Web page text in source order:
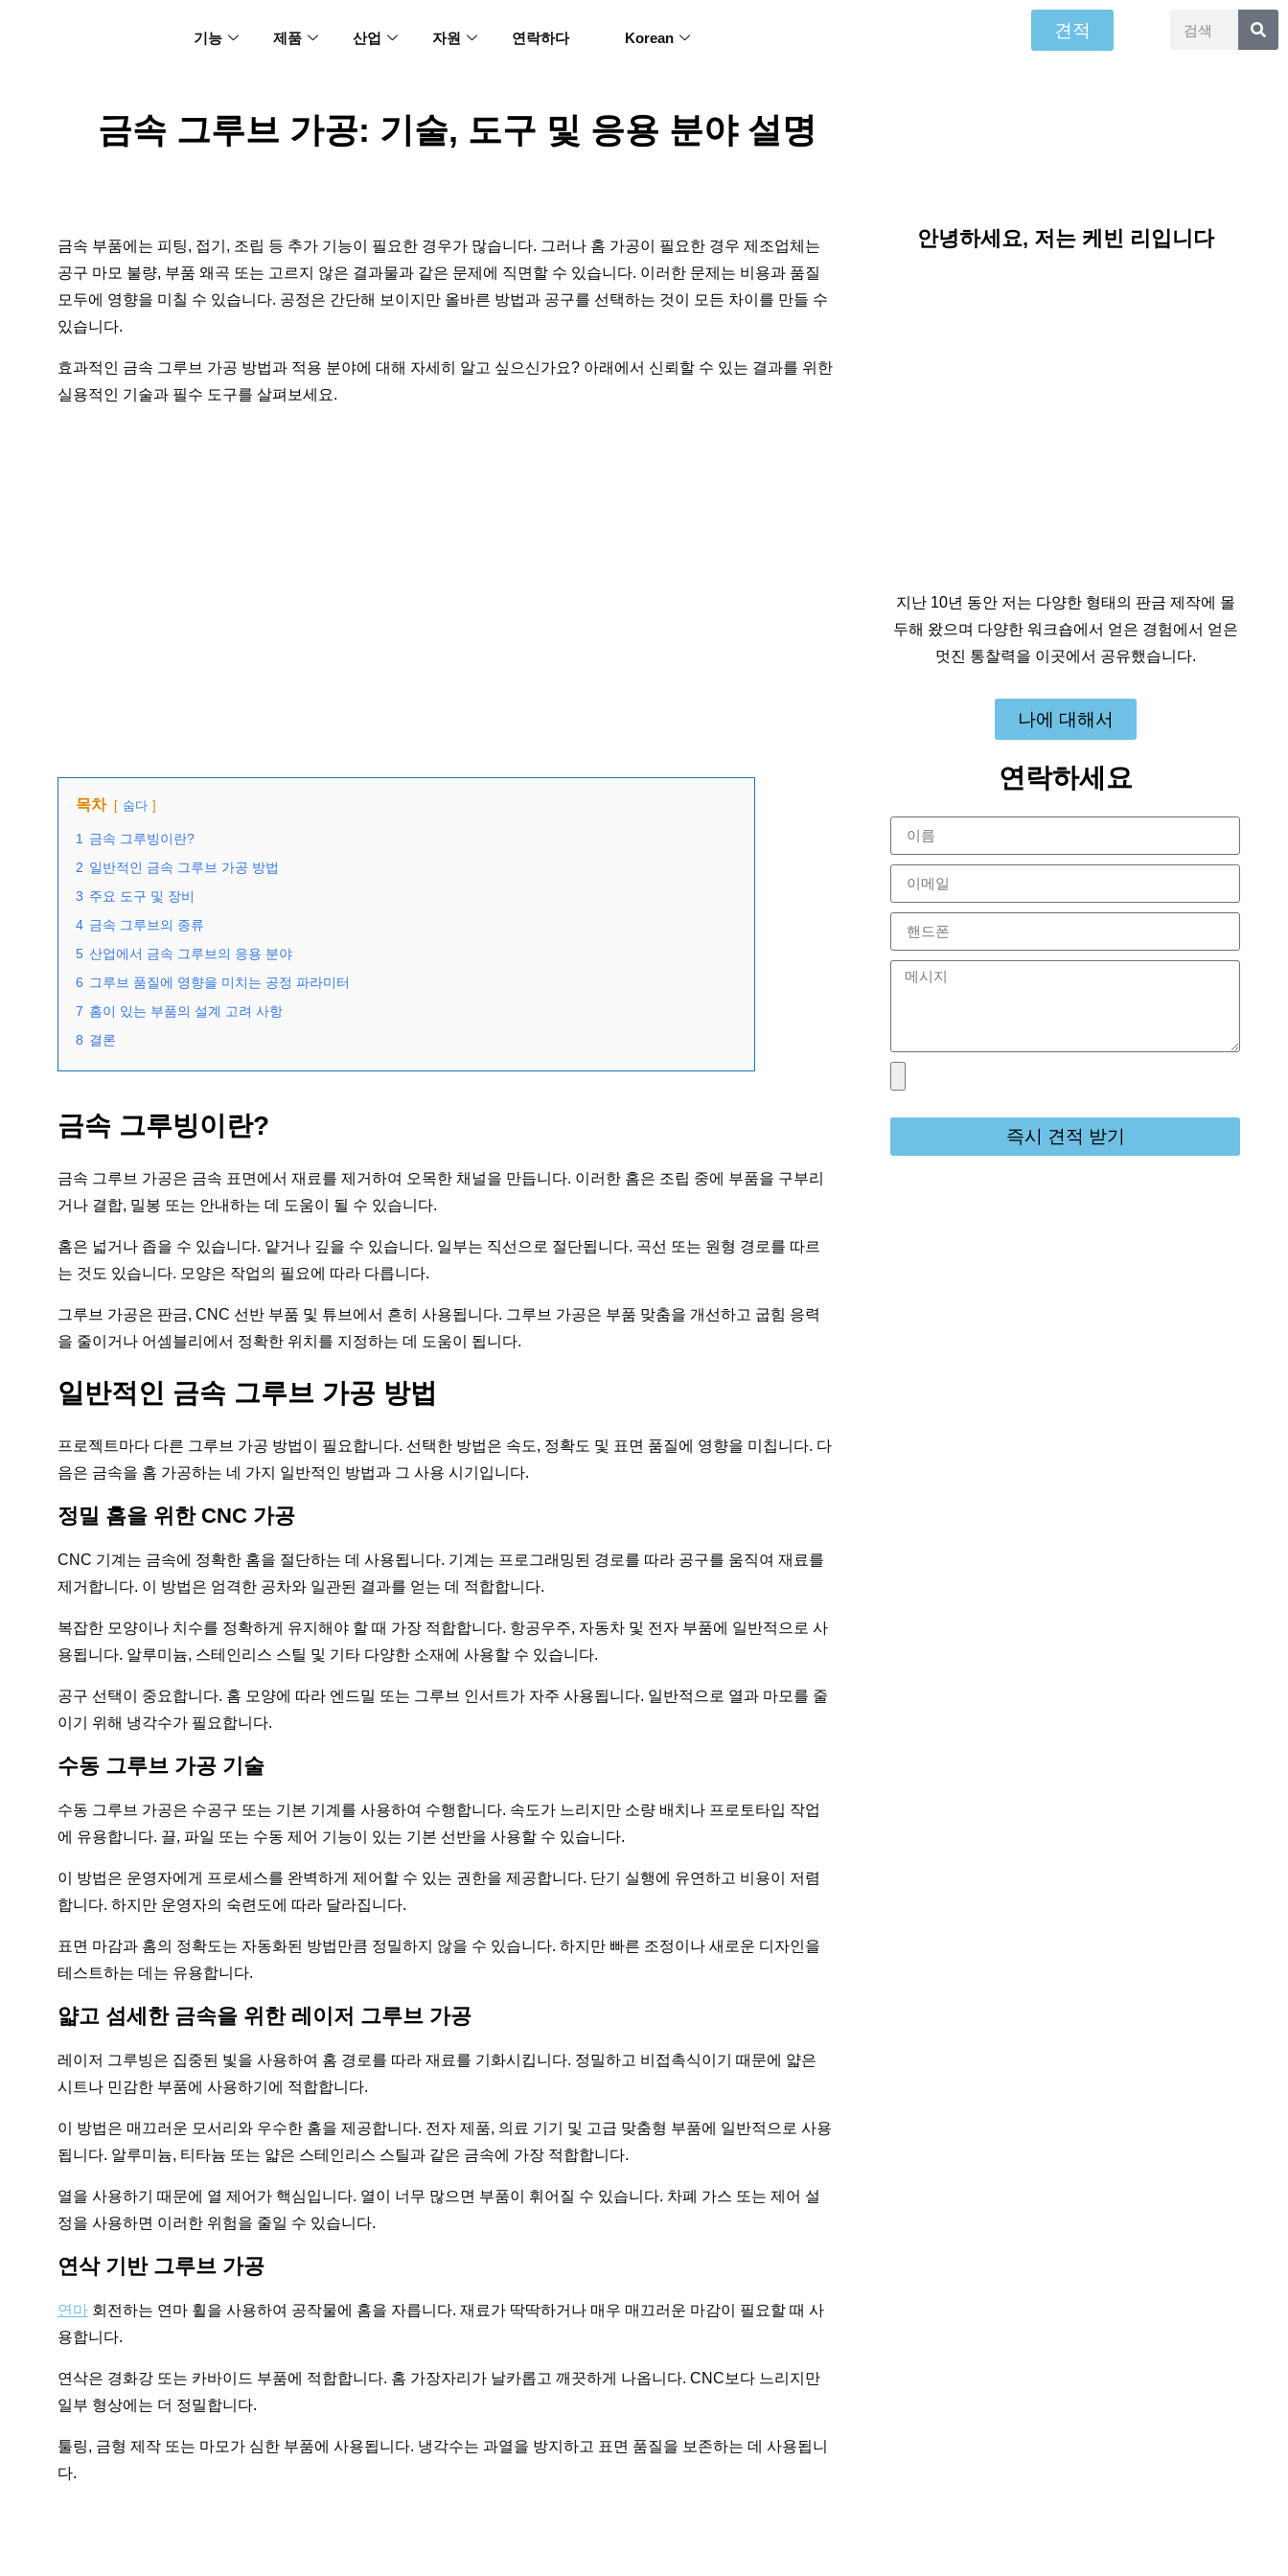
기능 제품 산업 자원 연락하다 Korean 견적
금속 그루브 가공: 기술, 도구 및 응용 분야 설명
금속 부품에는 피팅, 접기, 조립 등 추가 기능이 필요한 경우가 많습니다. 그러나 홈 가공이 필요한 경우 제조업체는
공구 마모 불량, 부품 왜곡 또는 고르지 않은 결과물과 같은 문제에 직면할 수 있습니다. 이러한 문제는 비용과 품질
모두에 영향을 미칠 수 있습니다. 공정은 간단해 보이지만 올바른 방법과 공구를 선택하는 것이 모든 차이를 만들 수
있습니다.
효과적인 금속 그루브 가공 방법과 적용 분야에 대해 자세히 알고 싶으신가요? 아래에서 신뢰할 수 있는 결과를 위한
실용적인 기술과 필수 도구를 살펴보세요.
목차 숨다
1
금속 그루빙이란?
2 일반적인 금속 그루브 가공 방법
3 주요 도구 및 장비
4 금속 그루브의 종류
5 산업에서 금속 그루브의 응용 분야
6 그루브 품질에 영향을 미치는 공정 파라미터
7 홈이 있는 부품의 설계 고려 사항
8 결론
금속 그루빙이란?
금속 그루브 가공은 금속 표면에서 재료를 제거하여 오목한 채널을 만듭니다. 이러한 홈은 조립 중에 부품을 구부리
거나 결합, 밀봉 또는 안내하는 데 도움이 될 수 있습니다.
홈은 넓거나 좁을 수 있습니다. 얕거나 깊을 수 있습니다. 일부는 직선으로 절단됩니다. 곡선 또는 원형 경로를 따르
는 것도 있습니다. 모양은 작업의 필요에 따라 다릅니다.
그루브 가공은 판금, CNC 선반 부품 및 튜브에서 흔히 사용됩니다. 그루브 가공은 부품 맞춤을 개선하고 굽힘 응력
을 줄이거나 어셈블리에서 정확한 위치를 지정하는 데 도움이 됩니다.
일반적인 금속 그루브 가공 방법
프로젝트마다 다른 그루브 가공 방법이 필요합니다. 선택한 방법은 속도, 정확도 및 표면 품질에 영향을 미칩니다. 다
음은 금속을 홈 가공하는 네 가지 일반적인 방법과 그 사용 시기입니다.
정밀 홈을 위한 CNC 가공
CNC 기계는 금속에 정확한 홈을 절단하는 데 사용됩니다. 기계는 프로그래밍된 경로를 따라 공구를 움직여 재료를
제거합니다. 이 방법은 엄격한 공차와 일관된 결과를 얻는 데 적합합니다.
복잡한 모양이나 치수를 정확하게 유지해야 할 때 가장 적합합니다. 항공우주, 자동차 및 전자 부품에 일반적으로 사
용됩니다. 알루미늄, 스테인리스 스틸 및 기타 다양한 소재에 사용할 수 있습니다.
공구 선택이 중요합니다. 홈 모양에 따라 엔드밀 또는 그루브 인서트가 자주 사용됩니다. 일반적으로 열과 마모를 줄
이기 위해 냉각수가 필요합니다.
수동 그루브 가공 기술
수동 그루브 가공은 수공구 또는 기본 기계를 사용하여 수행합니다. 속도가 느리지만 소량 배치나 프로토타입 작업
에 유용합니다. 끌, 파일 또는 수동 제어 기능이 있는 기본 선반을 사용할 수 있습니다.
이 방법은 운영자에게 프로세스를 완벽하게 제어할 수 있는 권한을 제공합니다. 단기 실행에 유연하고 비용이 저렴
합니다. 하지만 운영자의 숙련도에 따라 달라집니다.
표면 마감과 홈의 정확도는 자동화된 방법만큼 정밀하지 않을 수 있습니다. 하지만 빠른 조정이나 새로운 디자인을
테스트하는 데는 유용합니다.
얇고 섬세한 금속을 위한 레이저 그루브 가공
레이저 그루빙은 집중된 빛을 사용하여 홈 경로를 따라 재료를 기화시킵니다. 정밀하고 비접촉식이기 때문에 얇은
시트나 민감한 부품에 사용하기에 적합합니다.
이 방법은 매끄러운 모서리와 우수한 홈을 제공합니다. 전자 제품, 의료 기기 및 고급 맞춤형 부품에 일반적으로 사용
됩니다. 알루미늄, 티타늄 또는 얇은 스테인리스 스틸과 같은 금속에 가장 적합합니다.
열을 사용하기 때문에 열 제어가 핵심입니다. 열이 너무 많으면 부품이 휘어질 수 있습니다. 차폐 가스 또는 제어 설
정을 사용하면 이러한 위험을 줄일 수 있습니다.
연삭 기반 그루브 가공
연마 회전하는 연마 휠을 사용하여 공작물에 홈을 자릅니다. 재료가 딱딱하거나 매우 매끄러운 마감이 필요할 때 사
용합니다.
연삭은 경화강 또는 카바이드 부품에 적합합니다. 홈 가장자리가 날카롭고 깨끗하게 나옵니다. CNC보다 느리지만
일부 형상에는 더 정밀합니다.
툴링, 금형 제작 또는 마모가 심한 부품에 사용됩니다. 냉각수는 과열을 방지하고 표면 품질을 보존하는 데 사용됩니
다.
안녕하세요, 저는 케빈 리입니다
지난 10년 동안 저는 다양한 형태의 판금 제작에 몰
두해 왔으며 다양한 워크숍에서 얻은 경험에서 얻은
멋진 통찰력을 이곳에서 공유했습니다.
나에 대해서
연락하세요
즉시 견적 받기